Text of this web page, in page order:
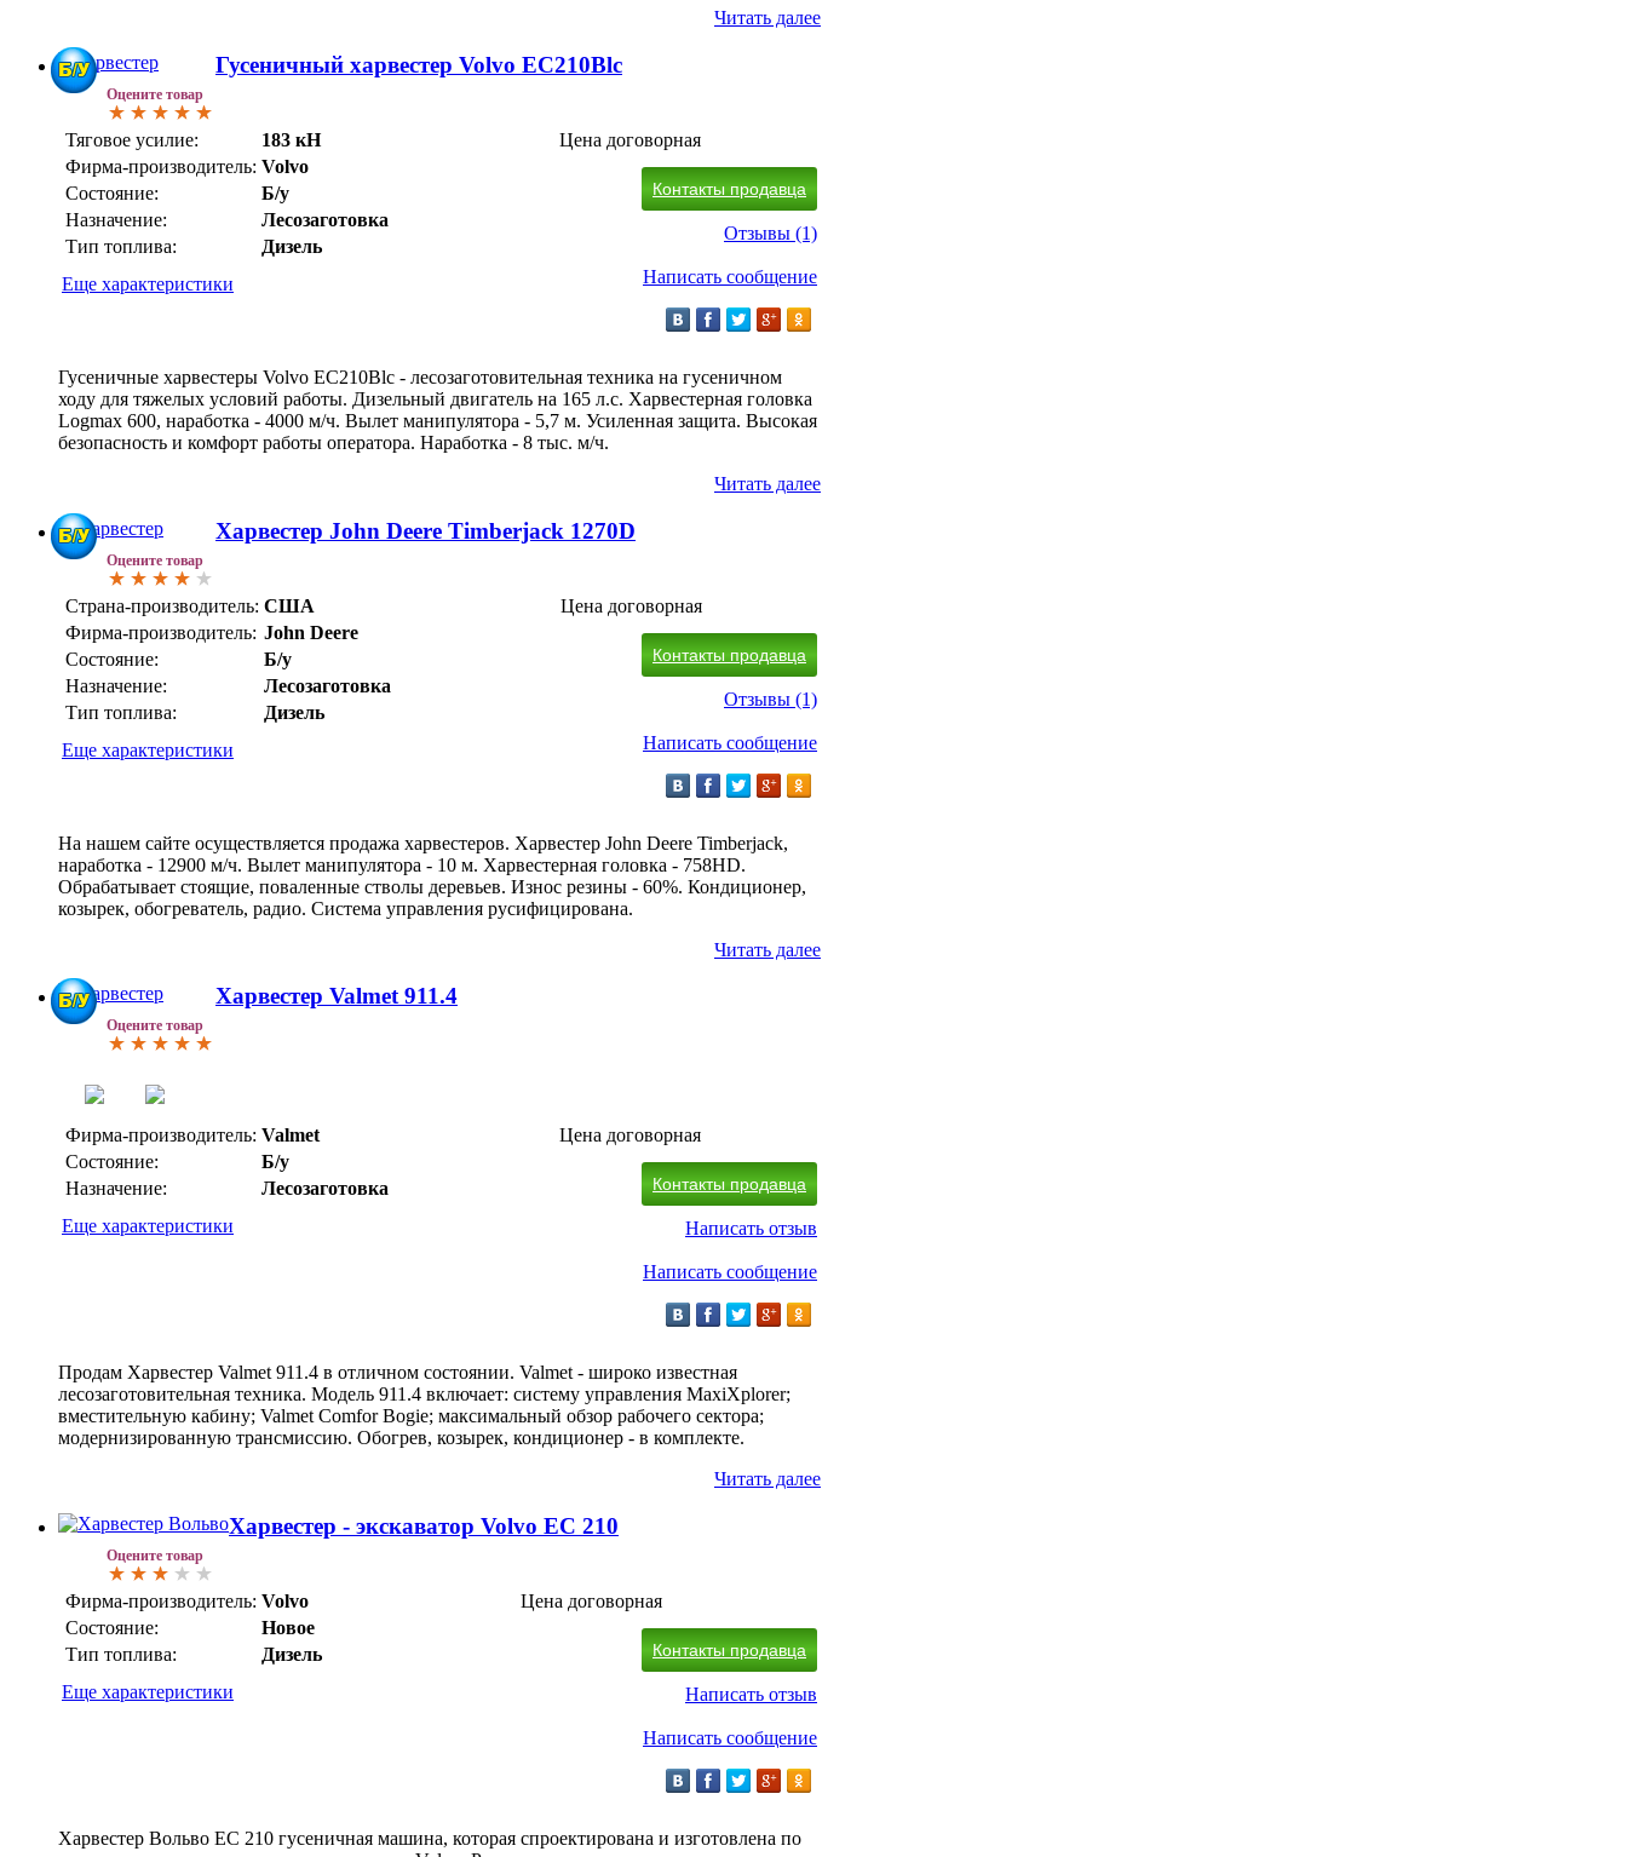
Читать далее
Оцените товар
Гусеничный харвестер Volvo EC210Blc
Тяговое усилие:
183 кН
Фирма-производитель: Volvo
Состояние:
Б/у
Назначение:
Лесозаготовка
Тип топлива:
Дизель
Еще характеристики
Цена договорная
Контакты продавца
Отзывы (1)
Написать сообщение
Гусеничные харвестеры Volvo EC210Blc - лесозаготовительная техника на гусеничном
ходу для тяжелых условий работы. Дизельный двигатель на 165 л.с. Харвестерная головка
Logmax 600, наработка - 4000 м/ч. Вылет манипулятора - 5,7 м. Усиленная защита. Высокая
безопасность и комфорт работы оператора. Наработка - 8 тыс. м/ч.
Читать далее
Оцените товар
Харвестер John Deere Timberjack 1270D
Страна-производитель: США
Фирма-производитель: John Deere
Состояние:
Б/у
Назначение:
Лесозаготовка
Тип топлива:
Дизель
Еще характеристики
Цена договорная
Контакты продавца
Отзывы (1)
Написать сообщение
На нашем сайте осуществляется продажа харвестеров. Харвестер John Deere Timberjack,
наработка - 12900 м/ч. Вылет манипулятора - 10 м. Харвестерная головка - 758HD.
Обрабатывает стоящие, поваленные стволы деревьев. Износ резины - 60%. Кондиционер,
козырек, обогреватель, радио. Система управления русифицирована.
Читать далее
Оцените товар
Харвестер Valmet 911.4
Фирма-производитель: Valmet
Состояние:
Б/у
Назначение:
Лесозаготовка
Еще характеристики
Цена договорная
Контакты продавца
Написать отзыв
Написать сообщение
Продам Харвестер Valmet 911.4 в отличном состоянии. Valmet - широко известная
лесозаготовительная техника. Модель 911.4 включает: систему управления MaxiXplorer;
вместительную кабину; Valmet Comfor Bogie; максимальный обзор рабочего сектора;
модернизированную трансмиссию. Обогрев, козырек, кондиционер - в комплекте.
Читать далее
Оцените товар
Харвестер - экскаватор Volvo EC 210
Фирма-производитель: Volvo
Состояние:
Новое
Тип топлива:
Дизель
Еще характеристики
Цена договорная
Контакты продавца
Написать отзыв
Написать сообщение
Харвестер Вольво EC 210 гусеничная машина, которая спроектирована и изготовлена по